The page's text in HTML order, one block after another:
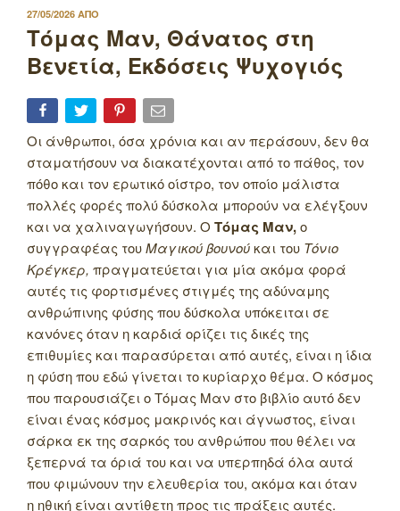
ΔΗΜΟΣΙΕΥΤΗΚΕ
ΣΤΙΣ
27/05/2026 ΑΠΟ
Τόμας Μαν, Θάνατος στη
Βενετία, Εκδόσεις Ψυχογιός
Οι άνθρωποι, όσα χρόνια και αν περάσουν, δεν θα
σταματήσουν να διακατέχονται από το πάθος, τον
πόθο και τον ερωτικό οίστρο, τον οποίο μάλιστα
πολλές φορές πολύ δύσκολα μπορούν να ελέγξουν
και να χαλιναγωγήσουν. Ο Τόμας Μαν,ο
συγγραφέας τουΜαγικού βουνούκαι του Τόνιο
Κρέγκερ, πραγματεύεται για μία ακόμα φορά
αυτές τις φορτισμένες στιγμές της αδύναμης
ανθρώπινης φύσης που δύσκολα υπόκειται σε
κανόνες όταν η καρδιά ορίζει τις δικές της
επιθυμίες και παρασύρεται από αυτές, είναι η ίδια
η φύση που εδώ γίνεται το κυρίαρχο θέμα. Ο κόσμος
που παρουσιάζει ο Τόμας Μαν στο βιβλίο αυτό δεν
είναι ένας κόσμος μακρινός και άγνωστος, είναι
σάρκα εκ της σαρκός του ανθρώπου που θέλει να
ξεπερνά τα όριά του και να υπερπηδά όλα αυτά
που φιμώνουν την ελευθερία του, ακόμα και όταν
η ηθική είναι αντίθετη προς τις πράξεις αυτές.